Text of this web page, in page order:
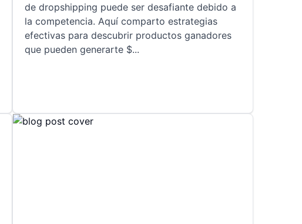
de dropshipping puede ser desafiante debido a
la competencia. Aquí comparto estrategias
efectivas para descubrir productos ganadores
que pueden generarte $...